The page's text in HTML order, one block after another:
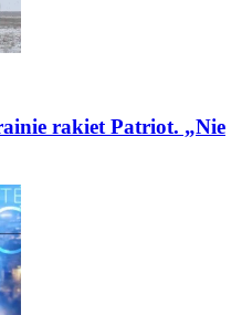
rakiet Patriot. „Nie